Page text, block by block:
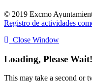
© 2019 Excmo
Registro de actividades
Close Window
Loading, Please Wait!
This may take a second or